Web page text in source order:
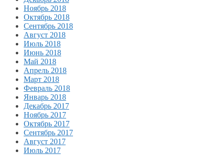
Ноябрь 2018
Октябрь 2018
Сентябрь 2018
Август 2018
Июль 2018
Июнь 2018
Май 2018
Апрель 2018
Март 2018
Февраль 2018
Январь 2018
Декабрь 2017
Ноябрь 2017
Октябрь 2017
Сентябрь 2017
Август 2017
Июль 2017